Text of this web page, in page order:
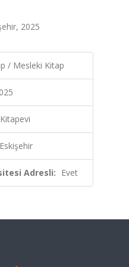
2025
/ Mesleki Kitap
Eskişehir
Adresli: Evet